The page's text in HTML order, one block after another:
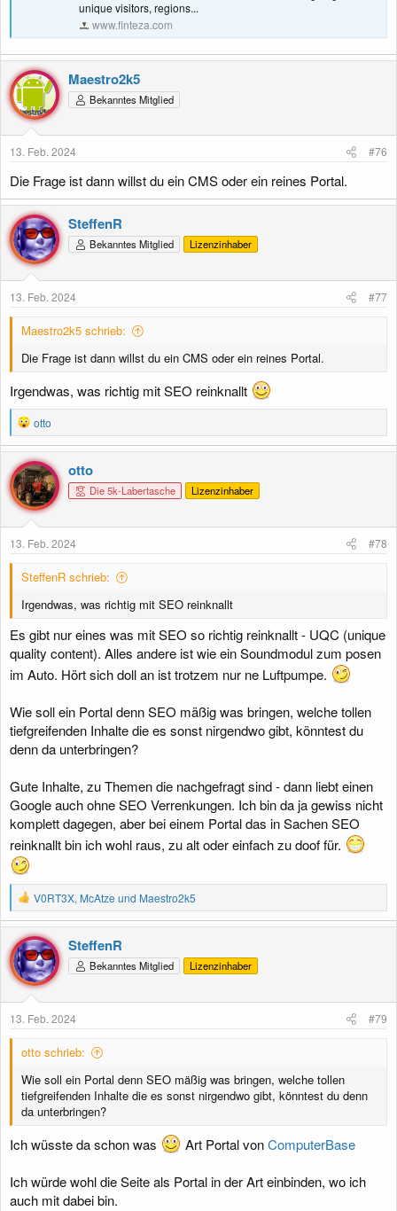
unique visitors, regions...
www.finteza.com
Maestro2k5
Bekanntes Mitglied
13. Feb. 2024 #76
Die Frage ist dann willst du ein CMS oder ein reines Portal.
SteffenR
Bekanntes Mitglied Lizenzinhaber
13. Feb. 2024 #77
Maestro2k5 schrieb:
Die Frage ist dann willst du ein CMS oder ein reines Portal.
Irgendwas, was richtig mit SEO reinknallt
R
e
a
k
t
i
o
n
n
otto
otto
Die 5k-Labertasche Lizenzinhaber
13. Feb. 2024 #78
SteffenR schrieb:
Irgendwas, was richtig mit SEO reinknallt
Es gibt nur eines was mit SEO so richtig reinknallt - UQC (unique
quality content). Alles andere ist wie ein Soundmodul zum posen
im Auto. Hört sich doll an ist trotzem nur ne Luftpumpe.
Wie soll ein Portal denn SEO mäßig was bringen, welche tollen
tiefgreifenden Inhalte die es sonst nirgendwo gibt, könntest du
denn da unterbringen?
Gute Inhalte, zu Themen die nachgefragt sind - dann liebt einen
Google auch ohne SEO Verrenkungen. Ich bin da ja gewiss nicht
komplett dagegen, aber bei einem Portal das in Sachen SEO
reinknallt bin ich wohl raus, zu alt oder einfach zu doof für.
R
e
a
k
t
i
o
n
n
V0RT3X, McAtze und Maestro2k5
SteffenR
Bekanntes Mitglied Lizenzinhaber
13. Feb. 2024 #79
otto schrieb:
Wie soll ein Portal denn SEO mäßig was bringen, welche tollen
tiefgreifenden Inhalte die es sonst nirgendwo gibt, könntest du denn
da unterbringen?
Ich wüsste da schon was Art Portal vonComputerBase
Ich würde wohl die Seite als Portal in der Art einbinden, wo ich
auch mit dabei bin.